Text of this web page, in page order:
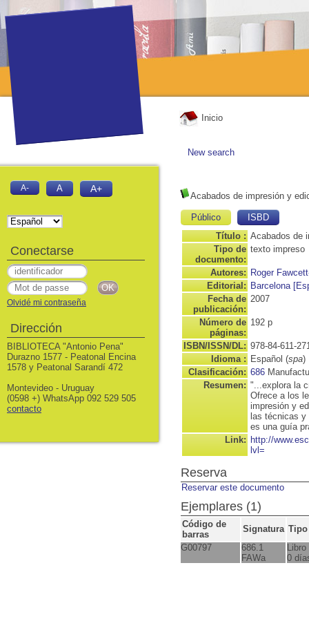
Inicio
New search
Acabados de impresión y
Público
ISBD
Título : Acabados de
Tipo de
documento:
texto impreso
Autores: Roger
Editorial: Barcelona
Fecha de
publicación:
2007
Número de
páginas:
192 p
ISBN/ISSN/DL: 978-84-611-
Idioma : Español (spa)
Clasificación: 686
Resumen: "...explora la
Ofrece a los
impresión y
las técnicas
es una guía
Link: http://
lvl=
Reserva
Reservar este documento
Ejemplares (1)
Código de
barras
Signatura
G00797
686.1
FAWa
0
A- A A+
Conectarse
Olvidé mi contraseña
Dirección
BIBLIOTECA "Antonio Pena"
Durazno 1577 - Peatonal Encina
1578 y Peatonal Sarandí 472
Montevideo - Uruguay
(0598 +) WhatsApp 092 529 505
contacto